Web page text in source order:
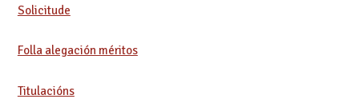
Solicitude
Folla alegación méritos
Titulacións